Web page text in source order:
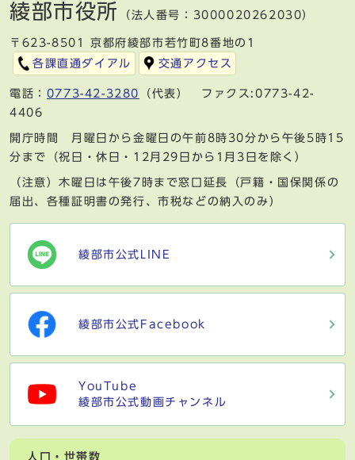
綾部市役所 （法人番号：3000020262030）
〒623-8501 京都府綾部市若竹町8番地の1
各課直通ダイアル
交通アクセス
電話： 0773-42-3280
（代表） ファクス:0773-42-
4406
開庁時間 月曜日から金曜日の午前8時30分から午後5時15
分まで（祝日・休日・12月29日から1月3日を除く）
（注意）木曜日は午後7時まで窓口延長（戸籍・国保関係の
届出、各種証明書の発行、市税などの納入のみ）
綾部市公式LINE
綾部市公式Facebook
YouTube
綾部市公式動画チャンネル
人口・世帯数